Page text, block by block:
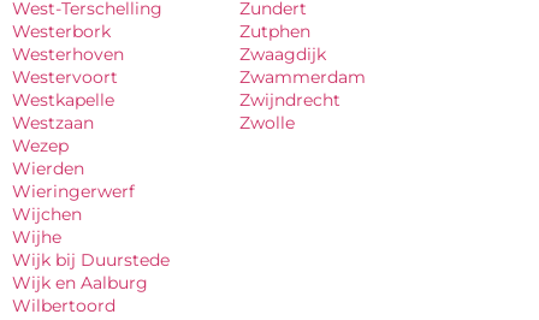
West-Terschelling
Westerbork
Westerhoven
Westervoort
Westkapelle
Westzaan
Wezep
Wierden
Wieringerwerf
Wijchen
Wijhe
Wijk bij Duurstede
Wijk en Aalburg
Wilbertoord
Zundert
Zutphen
Zwaagdijk
Zwammerdam
Zwijndrecht
Zwolle